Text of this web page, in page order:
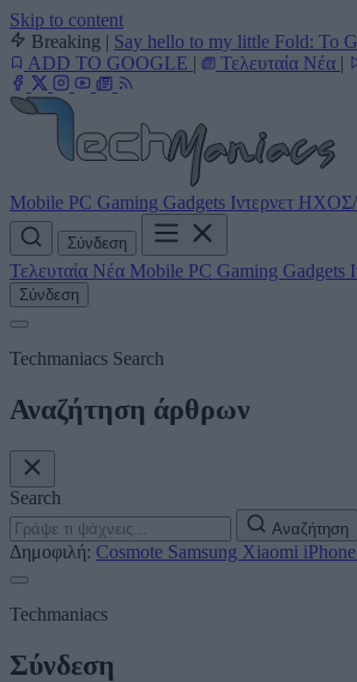
Skip to content
Breaking | Say hello to my little Fold: Το
ADD TO GOOGLE | Τελευταία Νέα |
Mobile PC Gaming Gadgets Ιντερνετ
Σύνδεση
Τελευταία Νέα Mobile PC Gaming Gadgets
Σύνδεση
Techmaniacs Search
Αναζήτηση άρθρων
Search
Αναζήτηση
Δημοφιλή: Cosmote Samsung Xiaomi iPhone
Techmaniacs
Σύνδεση